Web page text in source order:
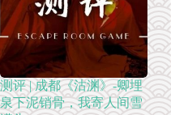
测评 | 成都《沽渊》-卿埋
泉下泥销骨，我寄人间雪